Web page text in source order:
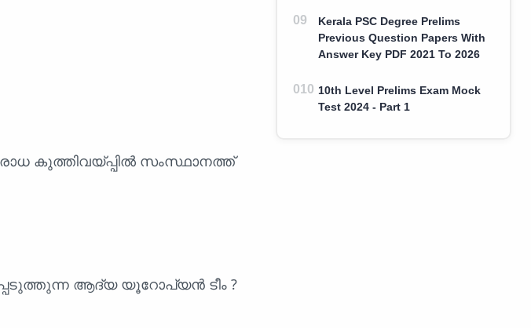
കുത്തിവയ്പ്പിൽ സംസ്ഥാനത്ത്
ആദ്യ യൂറോപ്യൻ ടീം ?
Kerala PSC Degree Prelims
Previous Question Papers With
Answer Key PDF 2021 To 2026
10th Level Prelims Exam Mock
Test 2024 - Part 1